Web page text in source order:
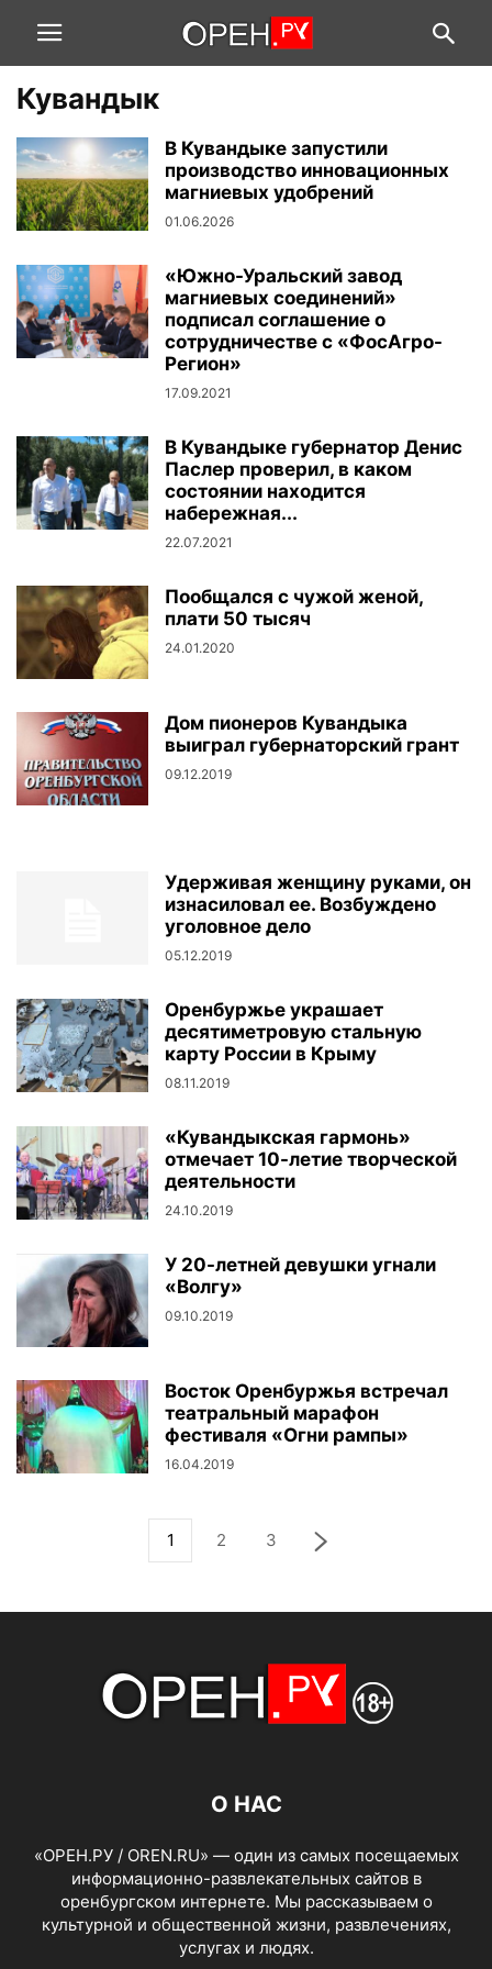
Кувандык
В Кувандыке запустили
производство инновационных
магниевых удобрений
01.06.2026
«Южно-Уральский завод
магниевых соединений»
подписал соглашение о
сотрудничестве с «ФосАгро-
Регион»
17.09.2021
В Кувандыке губернатор Денис
Паслер проверил, в каком
состоянии находится
набережная...
22.07.2021
Пообщался с чужой женой,
плати 50 тысяч
24.01.2020
Дом пионеров Кувандыка
выиграл губернаторский грант
09.12.2019
Удерживая женщину руками, он
изнасиловал ее. Возбуждено
уголовное дело
05.12.2019
Оренбуржье украшает
десятиметровую стальную
карту России в Крыму
08.11.2019
«Кувандыкская гармонь»
отмечает 10-летие творческой
деятельности
24.10.2019
У 20-летней девушки угнали
«Волгу»
09.10.2019
Восток Оренбуржья встречал
театральный марафон
фестиваля «Огни рампы»
16.04.2019
1 2 3
О НАС
«ОРЕН.РУ / OREN.RU» — один из самых посещаемых
информационно-развлекательных сайтов в
оренбургском интернете. Мы рассказываем о
культурной и общественной жизни, развлечениях,
услугах и людях.